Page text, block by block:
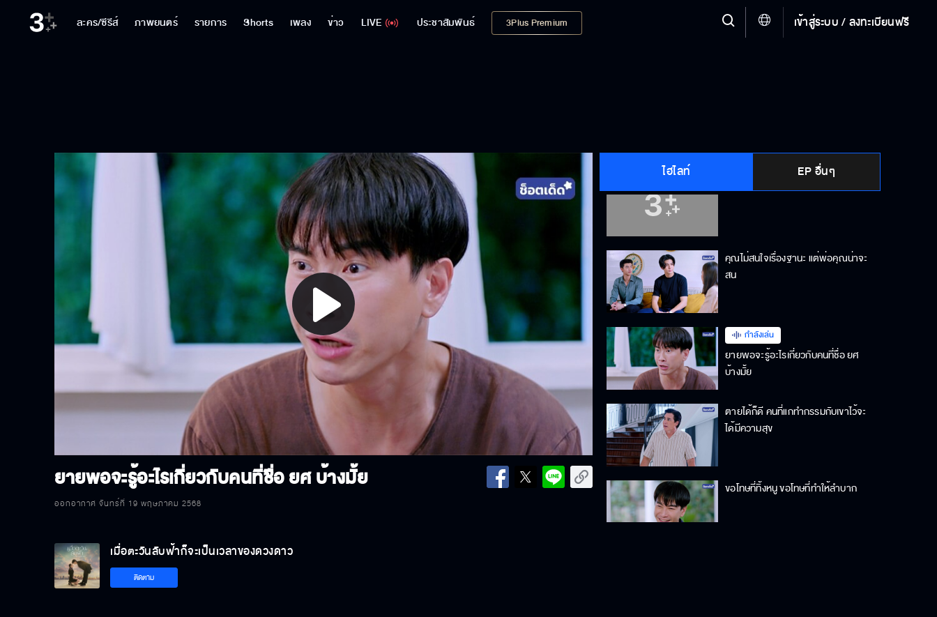
ละคร/ซีรีส์ ภาพยนตร์ รายการ Shorts เพลง ข่าว LIVE ประชาสัมพันธ์ 3Plus Premium เข้าสู่ระบบ / ลงทะเบียนฟรี
Play
Video
ยายพอจะรู้อะไรเกี่ยวกับคนที่ชื่อ ยศ บ้างมั้ย
ออกอากาศ จันทร์ที่ 19 พฤษภาคม 2568
ไฮไลท์ EP อื่นๆ
ถ้าอยากรู้ความจริง ทำไมไม่ถามพ่อ
หนังสือขายไปแล้ว แต่รูปยังอยู่
คุณไม่สนใจเรื่องฐานะ แต่พ่อคุณน่าจะ
สน
กำลังเล่น
ยายพอจะรู้อะไรเกี่ยวกับคนที่ชื่อ ยศ
บ้างมั้ย
ตายได้ก็ดี คนที่แกทำกรรมกับเขาไว้จะ
ได้มีความสุข
ขอโทษที่ทิ้งหนู ขอโทษที่ทำให้ลำบาก
เมื่อตะวันลับฟ้าก็จะเป็นเวลาของดวงดาว
ติดตาม